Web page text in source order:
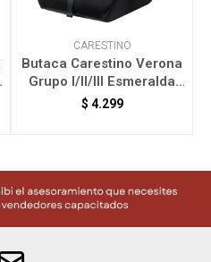
CARESTINO
Butaca Carestino Verona
Grupo I/II/III Esmeralda
BT012-ES
$ 4.299